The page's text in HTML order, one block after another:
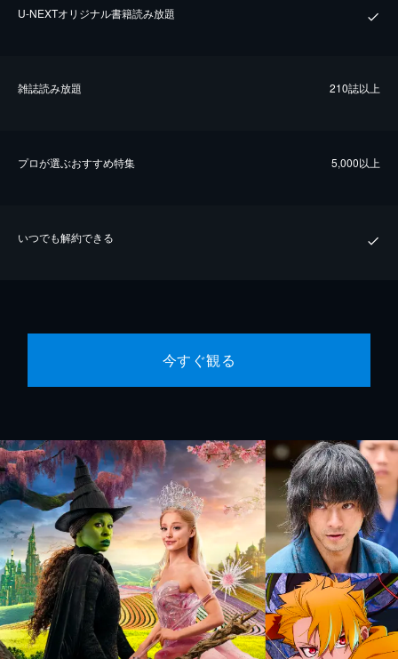
U-NEXTオリジナル書籍読み放題
雑誌読み放題 210誌以上
プロが選ぶおすすめ特集 5,000以上
いつでも解約できる
今すぐ観る